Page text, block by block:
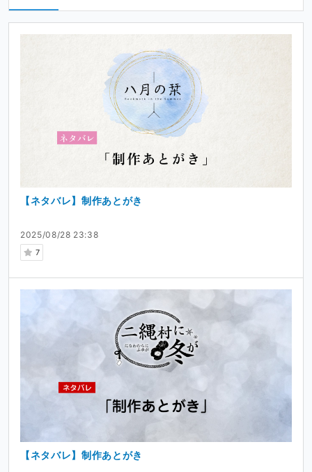
2025/08/28 23:38
7
【ネタバレ】制作あとがき
【ネタバレ】制作あとがき